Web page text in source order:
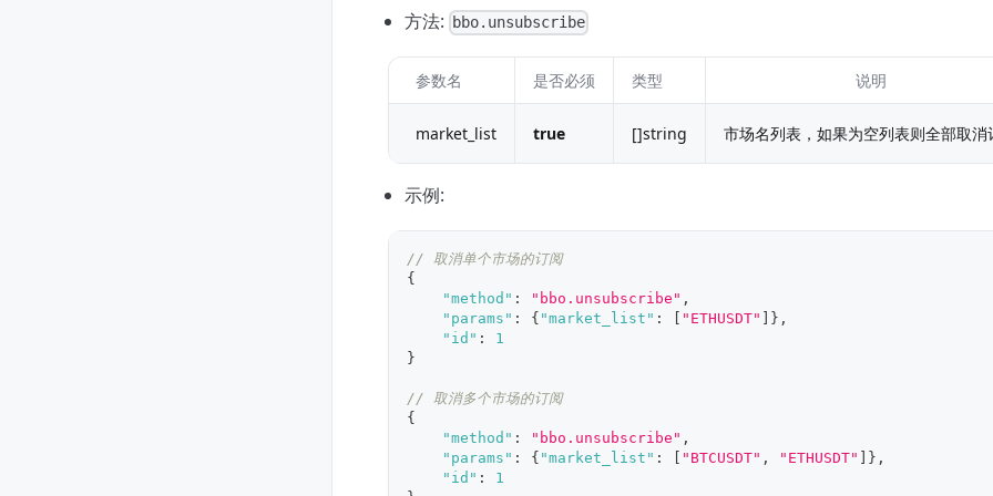
方法: bbo.unsubscribe
参数名 是否必须 类型 说明
market_list true []string 市场名列表，如果为空列表则全部取消
示例:
// 取消单个市场的订阅
{
"method" : "bbo.unsubscribe" ,
"params" : { "market_list" : "ETHUSDT" } ,
"id" :
1
}
// 取消多个市场的订阅
{
"method" : "bbo.unsubscribe" ,
"params" : { "market_list" : "BTCUSDT" , "ETHUSDT" } ,
"id" :
1